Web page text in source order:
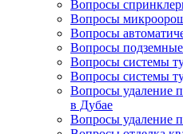
Вопросы
Вопросы
Вопросы
Вопросы
Вопросы системы
Вопросы системы
Вопросы удаление
в Дубае
Вопросы удаление